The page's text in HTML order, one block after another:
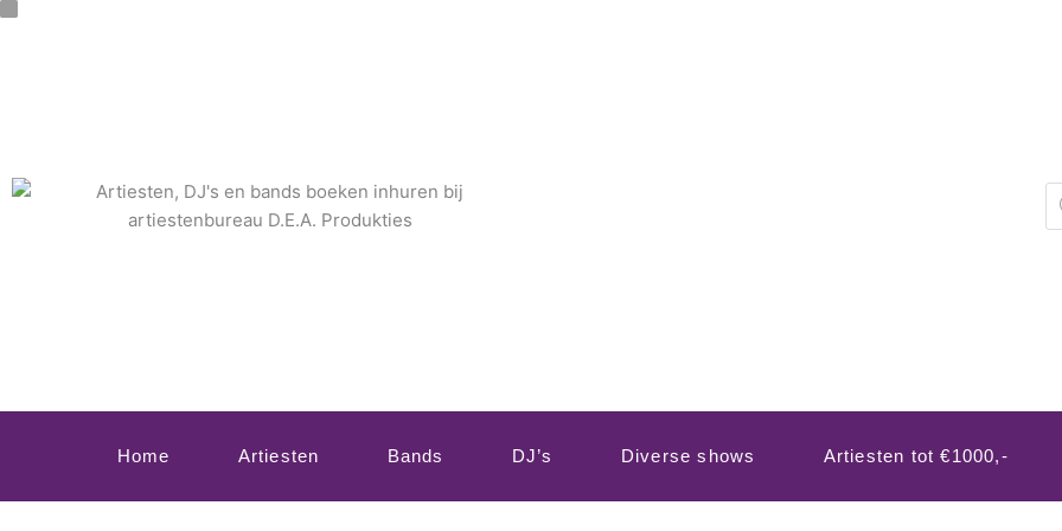
Ga
Home Artiesten Bands DJ’s Diverse shows Artiesten tot €1000,-